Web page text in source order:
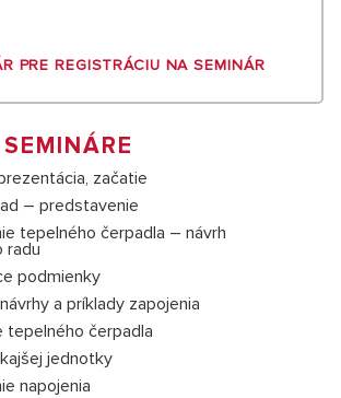
PRE REGISTRÁCIU NA SEMINÁR
začatie
– predstavenie
tepelného čerpadla – návrh
radu
podmienky
a príklady zapojenia
tepelného čerpadla
jednotky
napojenia